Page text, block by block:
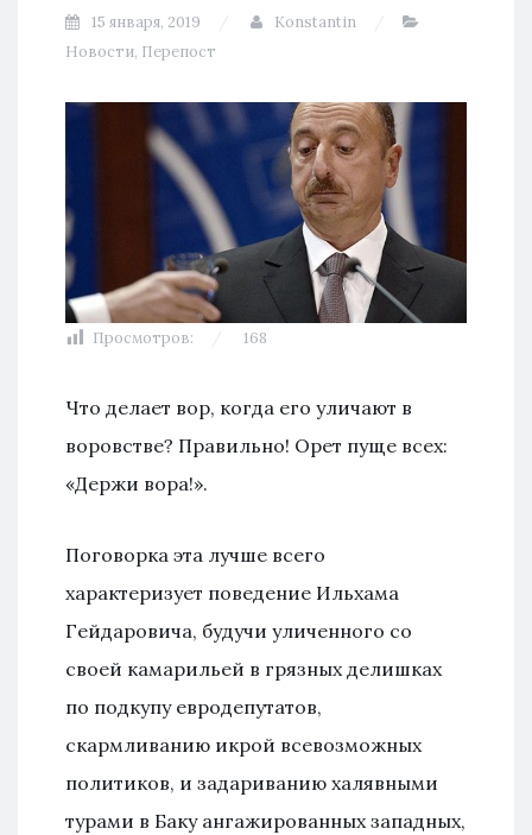
15 января, 2019
Konstantin
Новости, Перепост
Просмотров: 168
Что делает вор, когда его уличают в
воровстве? Правильно! Орет пуще всех:
«Держи вора!».
Поговорка эта лучше всего
характеризует поведение Ильхама
Гейдаровича, будучи уличенного со
своей камарильей в грязных делишках
по подкупу евродепутатов,
скармливанию икрой всевозможных
политиков, и задариванию халявными
турами в Баку ангажированных западных,